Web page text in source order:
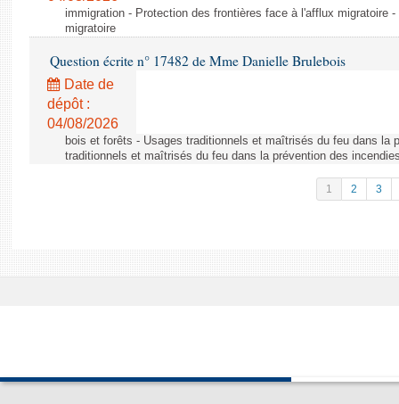
immigration - Protection des frontières face à l'afflux migratoire
migratoire
Question écrite n° 17482 de Mme Danielle Brulebois
Date de
dépôt :
04/08/2026
bois et forêts - Usages traditionnels et maîtrisés du feu dans la
traditionnels et maîtrisés du feu dans la prévention des
1 2 3